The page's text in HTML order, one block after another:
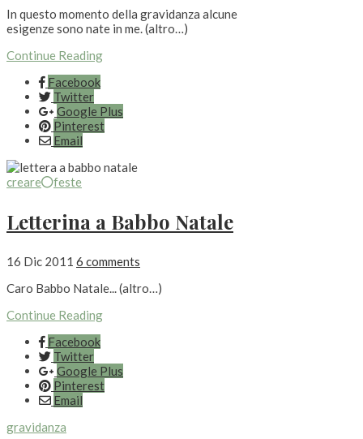
In questo momento della gravidanza alcune
esigenze sono nate in me. (altro…)
Continue Reading
Facebook
Twitter
Google Plus
Pinterest
Email
creare feste
Letterina a Babbo Natale
16 Dic 2011 6 comments
Caro Babbo Natale... (altro…)
Continue Reading
Facebook
Twitter
Google Plus
Pinterest
Email
gravidanza